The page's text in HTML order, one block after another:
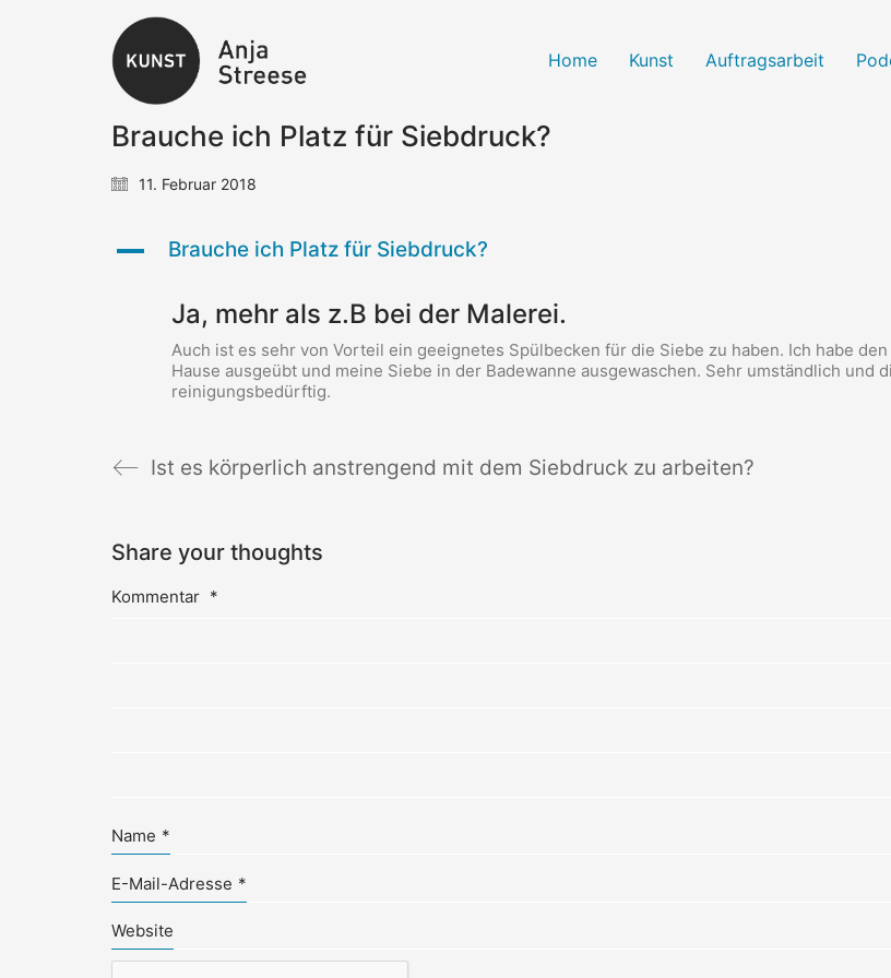
Home Kunst Auftragsarbeit
Brauche ich Platz für Siebdruck?
11. Februar 2018
A Brauche ich Platz für Siebdruck?
Ja, mehr als z.B bei der Malerei.
Auch ist es sehr von Vorteil ein geeignetes Spülbecken für die Siebe zu haben. Ich habe
Hause ausgeübt und meine Siebe in der Badewanne ausgewaschen. Sehr umständlich und
reinigungsbedürftig.
Ist es körperlich anstrengend mit dem Siebdruck zu arbeiten?
Share your thoughts
Kommentar *
Name *
E-Mail-Adresse *
Website